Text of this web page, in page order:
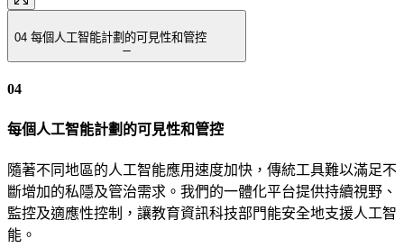
04 每個人工智能計劃的可見性和管控
04
每個人工智能計劃的可見性和管控
隨著不同地區的人工智能應用速度加快，傳統工具難以滿足不
斷增加的私隱及管治需求。我們的一體化平台提供持續視野、
監控及適應性控制，讓教育資訊科技部門能安全地支援人工智
能。